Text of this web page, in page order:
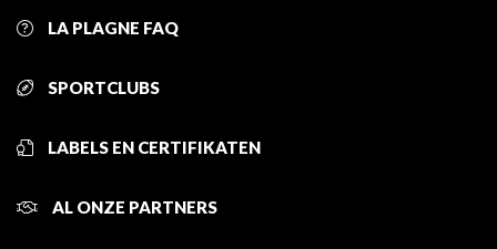
LA PLAGNE FAQ
SPORTCLUBS
LABELS EN CERTIFIKATEN
AL ONZE PARTNERS